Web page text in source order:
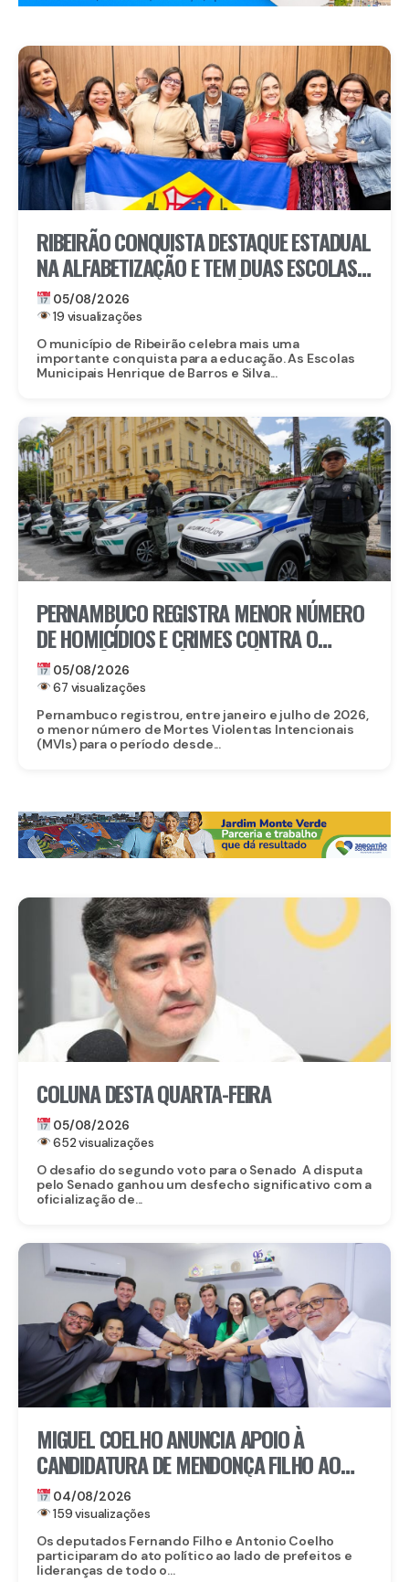
RIBEIRÃO CONQUISTA DESTAQUE ESTADUAL
NA ALFABETIZAÇÃO E TEM DUAS ESCOLAS
CONTEMPLADAS PELO PRÊMIO ESCOLA
DESTAQUE
05/08/2026
19 visualizações
O município de Ribeirão celebra mais uma
importante conquista para a educação. As Escolas
Municipais Henrique de Barros e Silva...
PERNAMBUCO REGISTRA MENOR NÚMERO
DE HOMICÍDIOS E CRIMES CONTRA O
PATRIMÔNIO DA SÉRIE HISTÓRICA NOS
SETE PRIMEIROS MESES DE 2026
05/08/2026
67 visualizações
Pernambuco registrou, entre janeiro e julho de 2026,
o menor número de Mortes Violentas Intencionais
(MVIs) para o período desde...
COLUNA DESTA QUARTA-FEIRA
05/08/2026
652 visualizações
O desafio do segundo voto para o Senado A disputa
pelo Senado ganhou um desfecho significativo com a
oficialização de...
MIGUEL COELHO ANUNCIA APOIO À
CANDIDATURA DE MENDONÇA FILHO AO
SENADO
04/08/2026
159 visualizações
Os deputados Fernando Filho e Antonio Coelho
participaram do ato político ao lado de prefeitos e
lideranças de todo o...